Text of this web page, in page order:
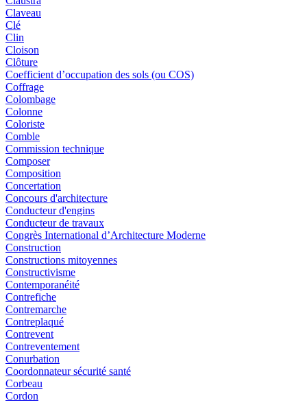
Claveau
Clé
Clin
Cloison
Clôture
Coefficient d’occupation des sols (ou COS)
Coffrage
Colombage
Colonne
Coloriste
Comble
Commission technique
Composer
Composition
Concertation
Concours d'architecture
Conducteur d'engins
Conducteur de travaux
Congrès International d’Architecture Moderne
Construction
Constructions mitoyennes
Constructivisme
Contemporanéité
Contrefiche
Contremarche
Contreplaqué
Contrevent
Contreventement
Conurbation
Coordonnateur sécurité santé
Corbeau
Cordon